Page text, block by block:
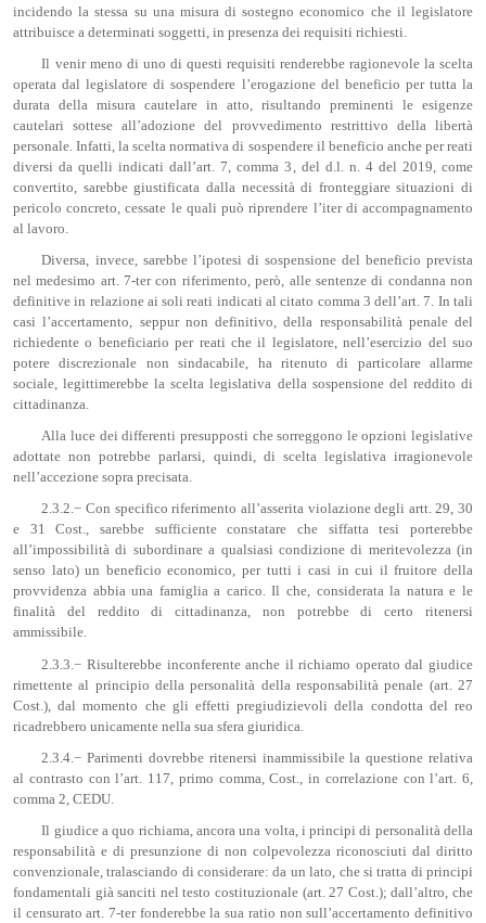
incidendo la stessa su una misura di sostegno economico che il legislatore
attribuisce a determinati soggetti, in presenza dei requisiti richiesti.
Il venir meno di uno di questi requisiti renderebbe ragionevole la scelta
operata dal legislatore di sospendere l’erogazione del beneficio per tutta la
durata della misura cautelare in atto, risultando preminenti le esigenze
cautelari sottese all’adozione del provvedimento restrittivo della libertà
personale. Infatti, la scelta normativa di sospendere il beneficio anche per reati
diversi da quelli indicati dall’art. 7, comma 3, del d.l. n. 4 del 2019, come
convertito, sarebbe giustificata dalla necessità di fronteggiare situazioni di
pericolo concreto, cessate le quali può riprendere l’iter di accompagnamento
al lavoro.
Diversa, invece, sarebbe l’ipotesi di sospensione del beneficio prevista
nel medesimo art. 7-ter con riferimento, però, alle sentenze di condanna non
definitive in relazione ai soli reati indicati al citato comma 3 dell’art. 7. In tali
casi l’accertamento, seppur non definitivo, della responsabilità penale del
richiedente o beneficiario per reati che il legislatore, nell’esercizio del suo
potere discrezionale non sindacabile, ha ritenuto di particolare allarme
sociale, legittimerebbe la scelta legislativa della sospensione del reddito di
cittadinanza.
Alla luce dei differenti presupposti che sorreggono le opzioni legislative
adottate non potrebbe parlarsi, quindi, di scelta legislativa irragionevole
nell’accezione sopra precisata.
2.3.2.− Con specifico riferimento all’asserita violazione degli artt. 29, 30
e 31 Cost., sarebbe sufficiente constatare che siffatta tesi porterebbe
all’impossibilità di subordinare a qualsiasi condizione di meritevolezza (in
senso lato) un beneficio economico, per tutti i casi in cui il fruitore della
provvidenza abbia una famiglia a carico. Il che, considerata la natura e le
finalità del reddito di cittadinanza, non potrebbe di certo ritenersi
ammissibile.
2.3.3.− Risulterebbe inconferente anche il richiamo operato dal giudice
rimettente al principio della personalità della responsabilità penale (art. 27
Cost.), dal momento che gli effetti pregiudizievoli della condotta del reo
ricadrebbero unicamente nella sua sfera giuridica.
2.3.4.− Parimenti dovrebbe ritenersi inammissibile la questione relativa
al contrasto con l’art. 117, primo comma, Cost., in correlazione con l’art. 6,
comma 2, CEDU.
Il giudice a quo richiama, ancora una volta, i principi di personalità della
responsabilità e di presunzione di non colpevolezza riconosciuti dal diritto
convenzionale, tralasciando di considerare: da un lato, che si tratta di principi
fondamentali già sanciti nel testo costituzionale (art. 27 Cost.); dall’altro, che
il censurato art. 7-ter fonderebbe la sua ratio non sull’accertamento definitivo